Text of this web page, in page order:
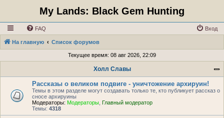
My Lands: Black Gem Hunting
FAQ Вход
На главную Список форумов
Текущее время: 08 авг 2026, 22:09
Холл Славы
Рассказы о великом подвиге - уничтожение архируин!
Темы в этом разделе могут создавать только те, кто публикует рассказ о
сносе архируины
Модераторы: Модераторы Главный модератор
Темы: 4318